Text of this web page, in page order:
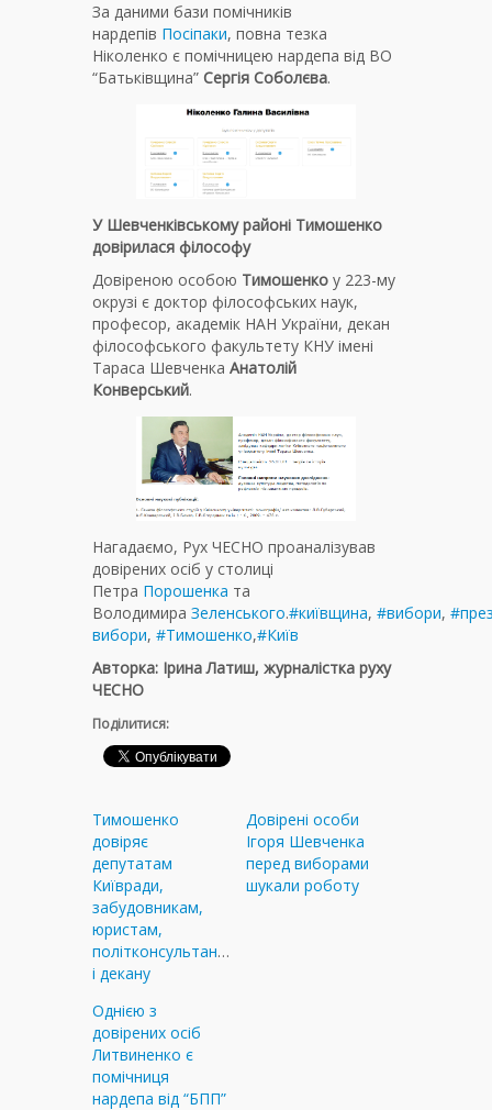
За даними бази помічників
нардепів Посіпаки, повна тезка
Ніколенко є помічницею нардепа від ВО
“Батьківщина” Сергія Соболєва.
У Шевченківському районі Тимошенко
довірилася філософу
Довіреною особою Тимошенко у 223-му
окрузі є доктор філософських наук,
професор, академік НАН України, декан
філософського факультету КНУ імені
Тараса Шевченка Анатолій
Конверський.
Нагадаємо, Рух ЧЕСНО проаналізував
довірених осіб у столиці
Петра Порошенка та
Володимира Зеленського.#київщина, #вибори,
вибори, #Тимошенко,#Київ
Авторка: Ірина Латиш, журналістка руху
ЧЕСНО
Поділитися:
Тимошенко
довіряє
депутатам
Київради,
забудовникам,
юристам,
політконсультанту
і декану
Довірені особи
Ігоря Шевченка
перед виборами
шукали роботу
Однією з
довірених осіб
Литвиненко є
помічниця
нардепа від “БПП”